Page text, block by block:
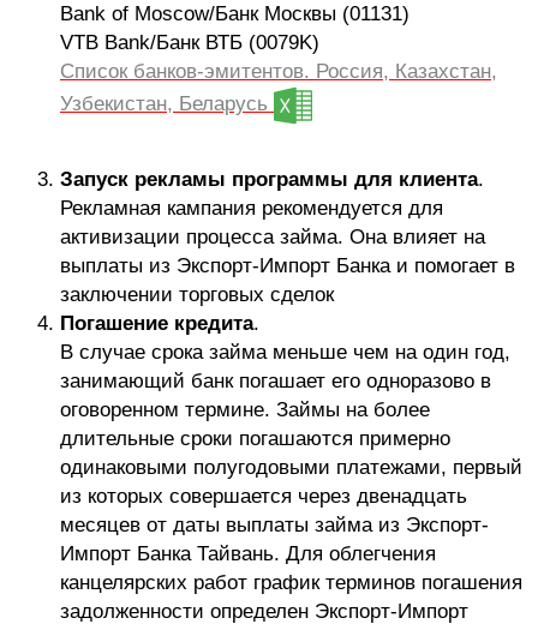
Bank of Moscow/Банк Москвы (01131)
VTB Bank/Банк ВТБ (0079K)
Список банков-эмитентов. Россия, Казахстан,
Узбекистан, Беларусь
Запуск рекламы программы для клиента.
Рекламная кампания рекомендуется для
активизации процесса займа. Она влияет на
выплаты из Экспорт-Импорт Банка и помогает в
заключении торговых сделок
Погашение кредита.
В случае срока займа меньше чем на один год,
занимающий банк погашает его одноразово в
оговоренном термине. Займы на более
длительные сроки погашаются примерно
одинаковыми полугодовыми платежами, первый
из которых совершается через двенадцать
месяцев от даты выплаты займа из Экспорт-
Импорт Банка Тайвань. Для облегчения
канцелярских работ график терминов погашения
задолженности определен Экспорт-Импорт